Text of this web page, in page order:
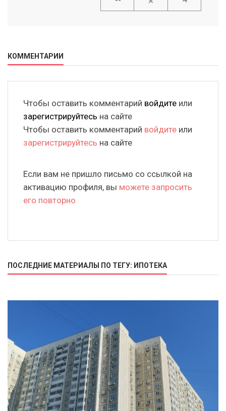
КОММЕНТАРИИ
Чтобы оставить комментарий войдите или
зарегистрируйтесь на сайте
Чтобы оставить комментарий войдите или
зарегистрируйтесь на сайте
Если вам не пришло письмо со ссылкой на
активацию профиля, вы можете запросить
его повторно
ПОСЛЕДНИЕ МАТЕРИАЛЫ ПО ТЕГУ: ИПОТЕКА